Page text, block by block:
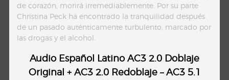
de corazón, morirá irremediablemente. Por su parte
Christina Peck ha encontrado la tranquilidad después
de un pasado auténticamente turbulento, marcado por
las drogas y el alcohol.
Audio Español Latino AC3 2.0 Doblaje
Original + AC3 2.0 Redoblaje – AC3 5.1